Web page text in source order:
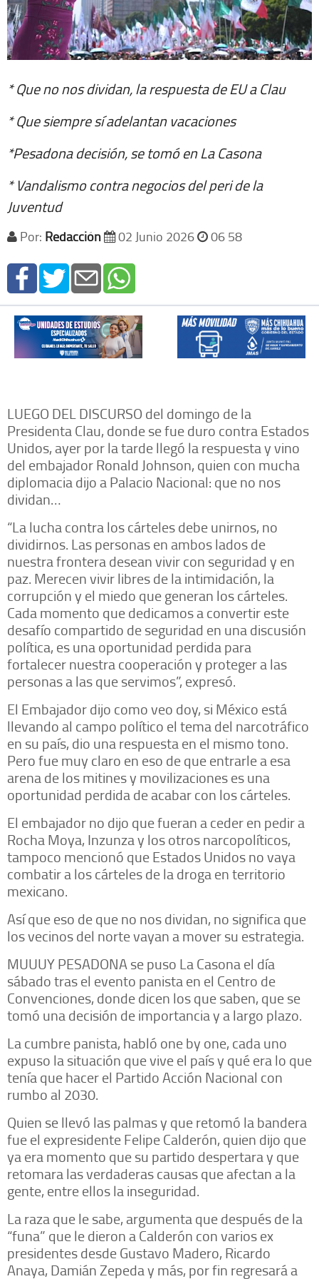
* Que no nos dividan, la respuesta de EU a Clau
* Que siempre sí adelantan vacaciones
*Pesadona decisión, se tomó en La Casona
* Vandalismo contra negocios del peri de la
Juventud
Por: Redacción 02 Junio 2026 06 58
LUEGO DEL DISCURSO del domingo de la
Presidenta Clau, donde se fue duro contra Estados
Unidos, ayer por la tarde llegó la respuesta y vino
del embajador Ronald Johnson, quien con mucha
diplomacia dijo a Palacio Nacional: que no nos
dividan…
“La lucha contra los cárteles debe unirnos, no
dividirnos. Las personas en ambos lados de
nuestra frontera desean vivir con seguridad y en
paz. Merecen vivir libres de la intimidación, la
corrupción y el miedo que generan los cárteles.
Cada momento que dedicamos a convertir este
desafío compartido de seguridad en una discusión
política, es una oportunidad perdida para
fortalecer nuestra cooperación y proteger a las
personas a las que servimos”, expresó.
El Embajador dijo como veo doy, si México está
llevando al campo político el tema del narcotráfico
en su país, dio una respuesta en el mismo tono.
Pero fue muy claro en eso de que entrarle a esa
arena de los mitines y movilizaciones es una
oportunidad perdida de acabar con los cárteles.
El embajador no dijo que fueran a ceder en pedir a
Rocha Moya, Inzunza y los otros narcopolíticos,
tampoco mencionó que Estados Unidos no vaya
combatir a los cárteles de la droga en territorio
mexicano.
Así que eso de que no nos dividan, no significa que
los vecinos del norte vayan a mover su estrategia.
MUUUY PESADONA se puso La Casona el día
sábado tras el evento panista en el Centro de
Convenciones, donde dicen los que saben, que se
tomó una decisión de importancia y a largo plazo.
La cumbre panista, habló one by one, cada uno
expuso la situación que vive el país y qué era lo que
tenía que hacer el Partido Acción Nacional con
rumbo al 2030.
Quien se llevó las palmas y que retomó la bandera
fue el expresidente Felipe Calderón, quien dijo que
ya era momento que su partido despertara y que
retomara las verdaderas causas que afectan a la
gente, entre ellos la inseguridad.
La raza que le sabe, argumenta que después de la
“funa” que le dieron a Calderón con varios ex
presidentes desde Gustavo Madero, Ricardo
Anaya, Damián Zepeda y más, por fin regresará a